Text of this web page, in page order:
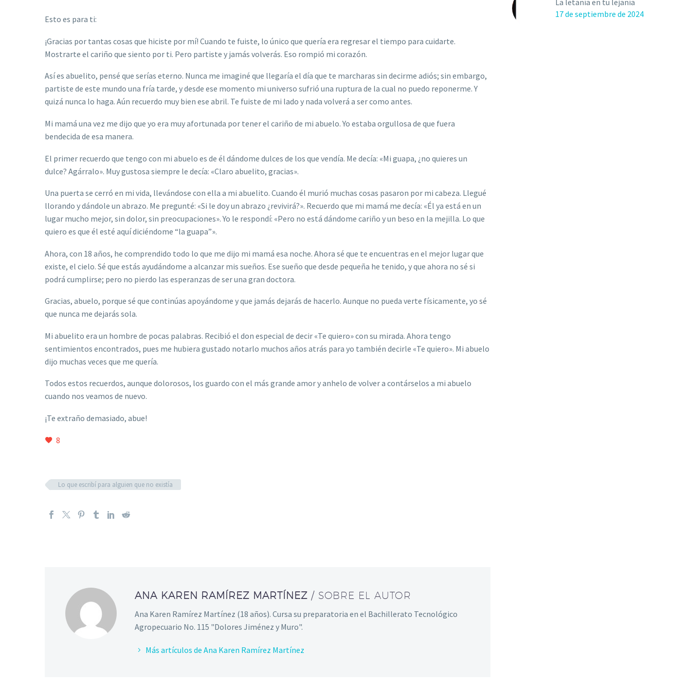
Esto es para ti:
¡Gracias por tantas cosas que hiciste por mí! Cuando te fuiste, lo único que quería era regresar el tiempo para cuidarte.
Mostrarte el cariño que siento por ti. Pero partiste y jamás volverás. Eso rompió mi corazón.
Así es abuelito, pensé que serías eterno. Nunca me imaginé que llegaría el día que te marcharas sin decirme adiós; sin embargo,
partiste de este mundo una fría tarde, y desde ese momento mi universo sufrió una ruptura de la cual no puedo reponerme. Y
quizá nunca lo haga. Aún recuerdo muy bien ese abril. Te fuiste de mi lado y nada volverá a ser como antes.
Mi mamá una vez me dijo que yo era muy afortunada por tener el cariño de mi abuelo. Yo estaba orgullosa de que fuera
bendecida de esa manera.
El primer recuerdo que tengo con mi abuelo es de él dándome dulces de los que vendía. Me decía: «Mi guapa, ¿no quieres un
dulce? Agárralo». Muy gustosa siempre le decía: «Claro abuelito, gracias».
Una puerta se cerró en mi vida, llevándose con ella a mi abuelito. Cuando él murió muchas cosas pasaron por mi cabeza. Llegué
llorando y dándole un abrazo. Me pregunté: «Si le doy un abrazo ¿revivirá?». Recuerdo que mi mamá me decía: «Él ya está en un
lugar mucho mejor, sin dolor, sin preocupaciones». Yo le respondí: «Pero no está dándome cariño y un beso en la mejilla. Lo que
quiero es que él esté aquí diciéndome “la guapa”».
Ahora, con 18 años, he comprendido todo lo que me dijo mi mamá esa noche. Ahora sé que te encuentras en el mejor lugar que
existe, el cielo. Sé que estás ayudándome a alcanzar mis sueños. Ese sueño que desde pequeña he tenido, y que ahora no sé si
podrá cumplirse; pero no pierdo las esperanzas de ser una gran doctora.
Gracias, abuelo, porque sé que continúas apoyándome y que jamás dejarás de hacerlo. Aunque no pueda verte físicamente, yo sé
que nunca me dejarás sola.
Mi abuelito era un hombre de pocas palabras. Recibió el don especial de decir «Te quiero»con su mirada. Ahora tengo
sentimientos encontrados, pues me hubiera gustado notarlo muchos años atrás para yo también decirle «Te quiero». Mi abuelo
dijo muchas veces que me quería.
Todos estos recuerdos, aunque dolorosos, los guardo con el más grande amor y anhelo de volver a contárselos a mi abuelo
cuando nos veamos de nuevo.
¡Te extraño demasiado, abue!
8
Lo que escribí para alguien que no existía
ANA KAREN RAMÍREZ MARTÍNEZ / SOBRE EL AUTOR
Ana Karen Ramírez Martínez (18 años). Cursa su preparatoria en el Bachillerato Tecnológico
Agropecuario No. 115 "Dolores Jiménez y Muro".
Más artículos de Ana Karen Ramírez Martínez
La letanía en tu lejanía
17 de septiembre de 2024